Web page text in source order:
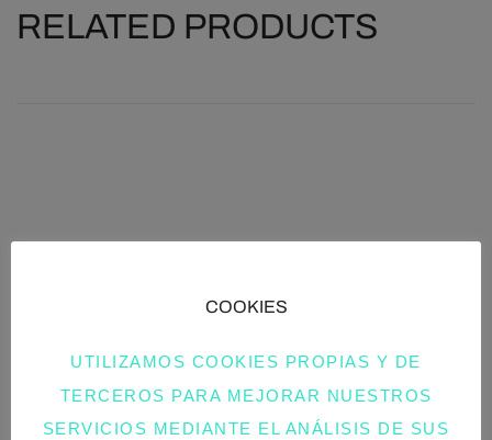
RELATED PRODUCTS
COOKIES
UTILIZAMOS COOKIES PROPIAS Y DE
TERCEROS PARA MEJORAR NUESTROS
SERVICIOS MEDIANTE EL ANÁLISIS DE SUS